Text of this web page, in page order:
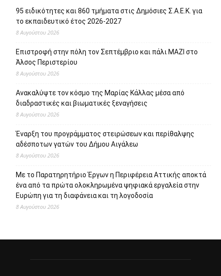
95 ειδικότητες και 860 τμήματα στις Δημόσιες Σ.Α.Ε.Κ. για
το εκπαιδευτικό έτος 2026-2027
8 Αυγούστου 2026
Επιστροφή στην πόλη τον Σεπτέμβριο και πάλι ΜΑΖΙ στο
Άλσος Περιστερίου
8 Αυγούστου 2026
Ανακαλύψτε τον κόσμο της Μαρίας Κάλλας μέσα από
διαδραστικές και βιωματικές ξεναγήσεις
8 Αυγούστου 2026
Έναρξη του προγράμματος στειρώσεων και περίθαλψης
αδέσποτων γατών του Δήμου Αιγάλεω
8 Αυγούστου 2026
Με το Παρατηρητήριο Έργων η Περιφέρεια Αττικής αποκτά
ένα από τα πρώτα ολοκληρωμένα ψηφιακά εργαλεία στην
Ευρώπη για τη διαφάνεια και τη λογοδοσία
8 Αυγούστου 2026